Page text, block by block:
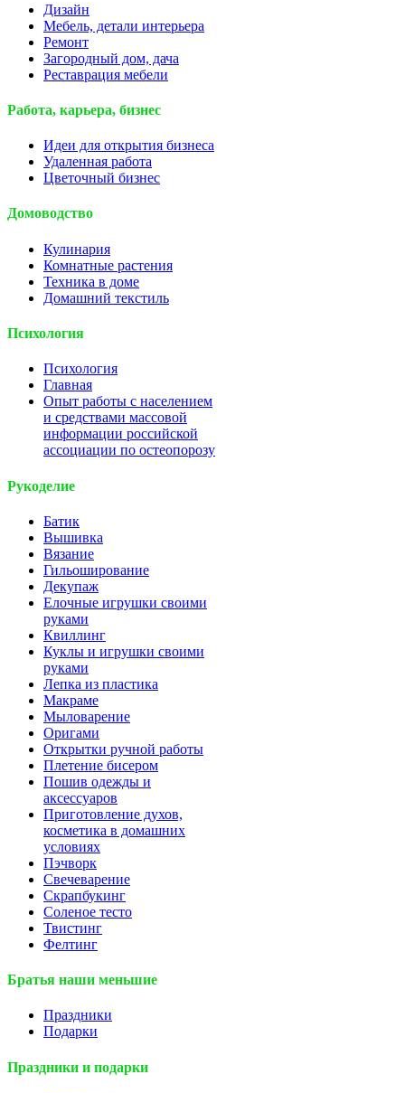
Дизайн
Мебель, детали интерьера
Ремонт
Загородный дом, дача
Реставрация мебели
Работа, карьера, бизнес
Идеи для открытия бизнеса
Удаленная работа
Цветочный бизнес
Домоводство
Кулинария
Комнатные растения
Техника в доме
Домашний текстиль
Психология
Психология
Главная
Опыт работы с населением
и средствами массовой
информации российской
ассоциации по остеопорозу
Рукоделие
Батик
Вышивка
Вязание
Гильоширование
Декупаж
Елочные игрушки своими
руками
Квиллинг
Куклы и игрушки своими
руками
Лепка из пластика
Макраме
Мыловарение
Оригами
Открытки ручной работы
Плетение бисером
Пошив одежды и
аксессуаров
Приготовление духов,
косметика в домашних
условиях
Пэчворк
Свечеварение
Скрапбукинг
Соленое тесто
Твистинг
Фелтинг
Братья наши меньшие
Праздники
Подарки
Праздники и подарки